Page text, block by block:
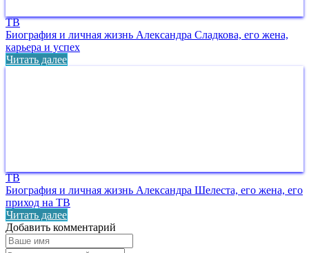
ТВ
Биография и личная жизнь Александра Сладкова, его жена,
карьера и успех
Читать далее
ТВ
Биография и личная жизнь Александра Шелеста, его жена, его
приход на ТВ
Читать далее
Добавить комментарий